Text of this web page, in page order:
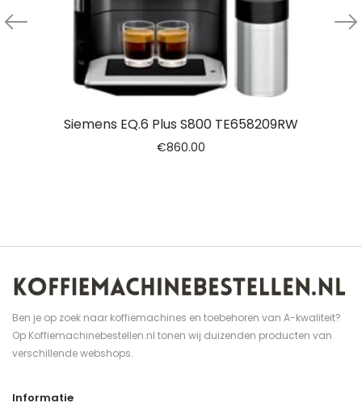
Siemens EQ.6 Plus S800 TE658209RW
€860.00
Ben je op zoek naar koffiemachines en toebehoren van A-kwaliteit?
Op Koffiemachinebestellen.nl tonen wij duizenden producten van
verschillende webshops.
Informatie